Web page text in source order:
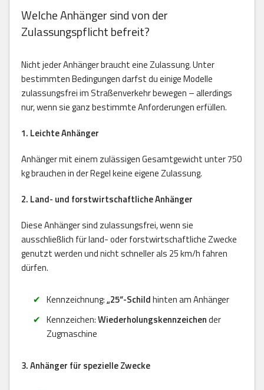
Welche Anhänger sind von der
Zulassungspflicht befreit?
Nicht jeder Anhänger braucht eine Zulassung. Unter
bestimmten Bedingungen darfst du einige Modelle
zulassungsfrei im Straßenverkehr bewegen – allerdings
nur, wenn sie ganz bestimmte Anforderungen erfüllen.
1. Leichte Anhänger
Anhänger mit einem zulässigen Gesamtgewicht unter 750
kg brauchen in der Regel keine eigene Zulassung.
2. Land- und forstwirtschaftliche Anhänger
Diese Anhänger sind zulassungsfrei, wenn sie
ausschließlich für land- oder forstwirtschaftliche Zwecke
genutzt werden und nicht schneller als 25 km/h fahren
dürfen.
Kennzeichnung:„25“-Schildhinten am Anhänger
Kennzeichen:Wiederholungskennzeichender
Zugmaschine
3. Anhänger für spezielle Zwecke